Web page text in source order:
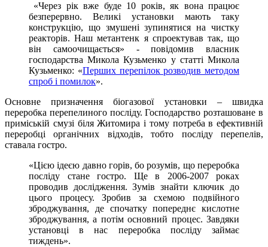
«Через рік вже буде 10 років, як вона працює
безперервно. Великі установки мають таку
конструкцію, що змушені зупинятися на чистку
реакторів. Наш метантенк я спроектував так, що
він самоочищається» - повідомив власник
господарства Микола Кузьменко у статті Микола
Кузьменко: «Перших перепілок розводив методом
спроб і помилок».
Основне призначення біогазової установки – швидка
переробка перепелиного посліду. Господарство розташоване в
приміській смузі біля Житомира і тому потреба в ефективній
переробці органічних відходів, тобто посліду перепелів,
ставала гостро.
«Цією ідеєю давно горів, бо розумів, що переробка
посліду стане гостро. Ще в 2006-2007 роках
проводив дослідження. Зумів знайти ключик до
цього процесу. Зробив за схемою подвійного
зброджування, де спочатку попереднє кислотне
зброджування, а потім основний процес. Завдяки
установці в нас переробка посліду займає
тиждень».